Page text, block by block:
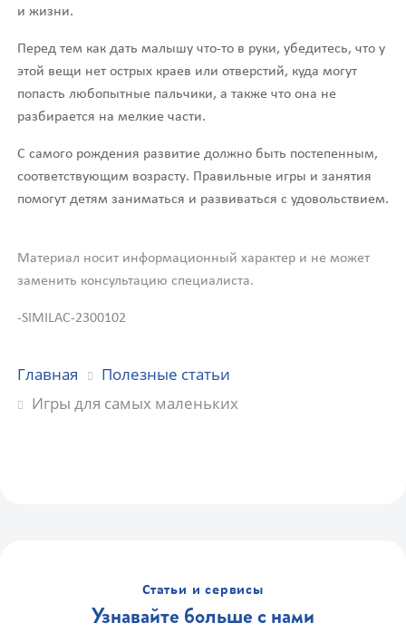
и жизни.
Перед тем как дать малышу что-то в руки, убедитесь, что у
этой вещи нет острых краев или отверстий, куда могут
попасть любопытные пальчики, а также что она не
разбирается на мелкие части.
С самого рождения развитие должно быть постепенным,
соответствующим возрасту. Правильные игры и занятия
помогут детям заниматься и развиваться с удовольствием.
Материал носит информационный характер и не может
заменить консультацию специалиста.
-SIMILAC-2300102
Главная
Полезные статьи
Игры для самых маленьких
Статьи и сервисы
Узнавайте больше с нами